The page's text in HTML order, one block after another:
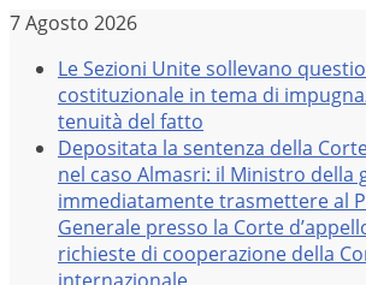
Salta
contenuto
7 Agosto 2026
Le Sezioni Unite sollevano
costituzionale in tema di
tenuità del fatto
Depositata la sentenza della
nel caso Almasri: il Ministro della
immediatamente trasmettere al
Generale presso la Corte
richieste di cooperazione della